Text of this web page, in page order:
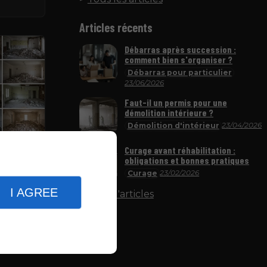
I AGREE
Articles récents
Débarras pour particulier
23/06/2026
Débarras après succession :
comment bien s'organiser ?
Démolition d'intérieur 23/04/2026
Faut-il un permis pour une
démolition intérieure ?
Curage 23/02/2026
Curage avant réhabilitation :
obligations et bonnes pratiques
Plus d'articles